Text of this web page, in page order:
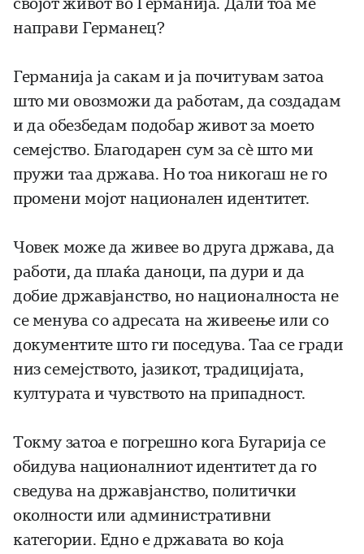
својот живот во Германија. Дали тоа ме
направи Германец?
Германија ја сакам и ја почитувам затоа
што ми овозможи да работам, да создадам
и да обезбедам подобар живот за моето
семејство. Благодарен сум за сè што ми
пружи таа држава. Но тоа никогаш не го
промени мојот национален идентитет.
Човек може да живее во друга држава, да
работи, да плаќа даноци, па дури и да
добие државјанство, но националноста не
се менува со адресата на живеење или со
документите што ги поседува. Таа се гради
низ семејството, јазикот, традицијата,
културата и чувството на припадност.
Токму затоа е погрешно кога Бугарија се
обидува националниот идентитет да го
сведува на државјанство, политички
околности или административни
категории. Едно е државата во која